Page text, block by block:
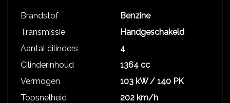
Brandstof
Benzine
Transmissie
Handgeschakeld
Aantal cilinders
4
Cilinderinhoud
1364 cc
Vermogen
103 kW / 140 PK
Topsnelheid
202 km/h